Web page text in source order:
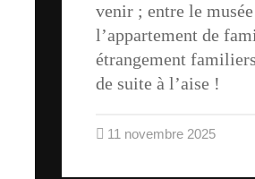
venir ; entre le
l’appartement de
étrangement
de suite à l’aise !
11 novembre 2025